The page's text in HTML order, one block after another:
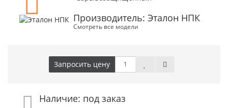
Производитель: Эталон НПК
Смотреть все модели
Запросить цену
Наличие: под заказ